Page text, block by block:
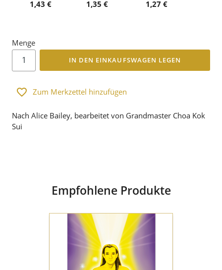
1,43 € 1,35 € 1,27 €
Menge
IN DEN EINKAUFSWAGEN LEGEN
Zum Merkzettel hinzufügen
Nach Alice Bailey, bearbeitet von Grandmaster Choa Kok
Sui
Empfohlene Produkte
Goldener